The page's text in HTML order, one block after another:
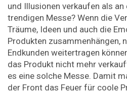
und Illusionen verkaufen als an
trendigen Messe? Wenn die
Träume, Ideen und auch die
Produkten zusammenhängen,
Endkunden weitertragen
das Produkt nicht mehr
es eine solche Messe. Damit
der Front das Feuer für coole